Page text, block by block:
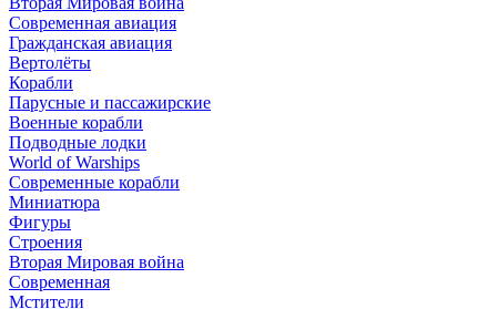
Современная авиация
Гражданская авиация
Вертолёты
Корабли
Парусные и пассажирские
Военные корабли
Подводные лодки
World of Warships
Современные корабли
Миниатюра
Фигуры
Строения
Вторая Мировая война
Современная
Мстители